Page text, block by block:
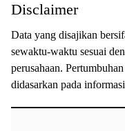
Disclaimer
Data yang disajikan
sewaktu-waktu sesuai
perusahaan.
didasarkan pada